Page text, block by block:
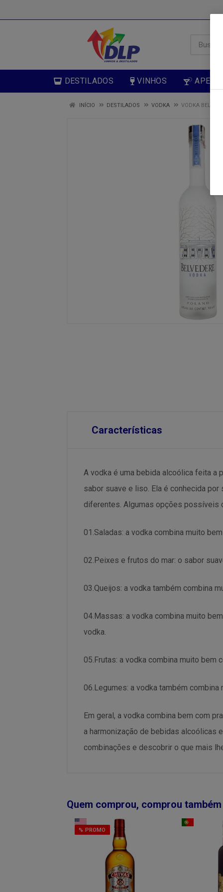
DESTILADOS VINHOS
INÍCIO DESTILADOS VODKA VODKA
Características
A vodka é uma bebida alcoólica feita a
sabor suave e liso. Ela é conhecida
diferentes. Algumas opções possíveis
01.Saladas: a vodka combina muito
02.Peixes e frutos do mar: o sabor
03.Queijos: a vodka também combina
04.Massas: a vodka combina muito
vodka.
05.Frutas: a vodka combina muito bem
06.Legumes: a vodka também
Em geral, a vodka combina bem com
a harmonização de bebidas alcoólicas
combinações e descobrir o que mais
Quem comprou, comprou também
% PROMO